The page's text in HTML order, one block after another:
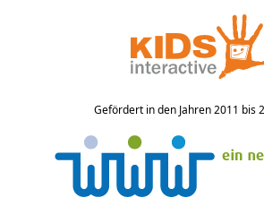
Gefördert in den Jahren 2011 bis